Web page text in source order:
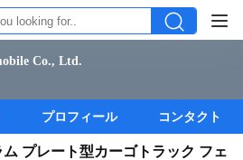
Co., Ltd.
プロフィール コンタクト
プレート型カーゴトラック フェ